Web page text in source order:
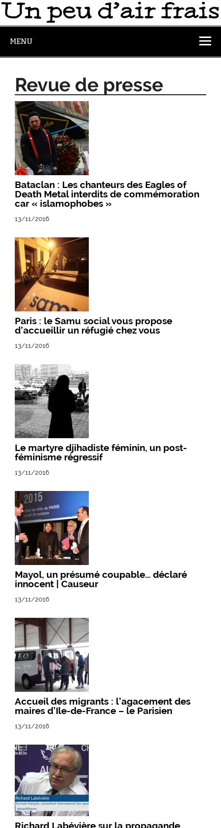
MENU
Revue de presse
Bataclan : Les chanteurs des Eagles of
Death Metal interdits de commémoration
car « islamophobes »
13/11/2016
Paris : le Samu social vous propose
d’accueillir un réfugié chez vous
13/11/2016
Le martyre djihadiste féminin, un post-
féminisme régressif
13/11/2016
Mayol, un présumé coupable… déclaré
innocent | Causeur
13/11/2016
Accueil des migrants : l’agacement des
maires d’Ile-de-France – le Parisien
13/11/2016
Richard Labévière sur la propagande